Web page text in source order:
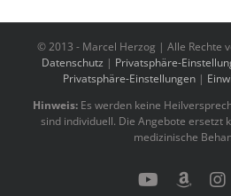
© 2013 - Marcel Herzog | Alle Rechte
Datenschutz | Privatsphäre-
Privatsphäre-Einstellungen|
Hinweis: Es werden keine
sind individuell. Die Angebote ersetzt
medizinische
YouTube